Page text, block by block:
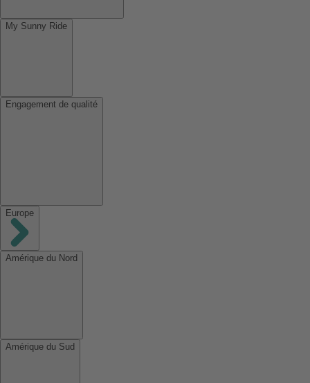
My Sunny Ride
Engagement de qualité
Europe
Amérique du Nord
Amérique du Sud